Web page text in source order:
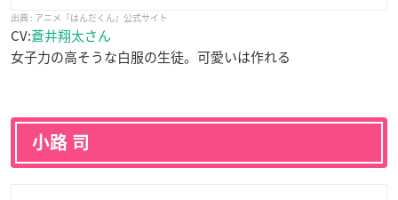
アニメ『はんだくん』公式サイト
CV:蒼井翔太さん
女子力の高そうな白服の生徒。可愛いは作れる
小路 司